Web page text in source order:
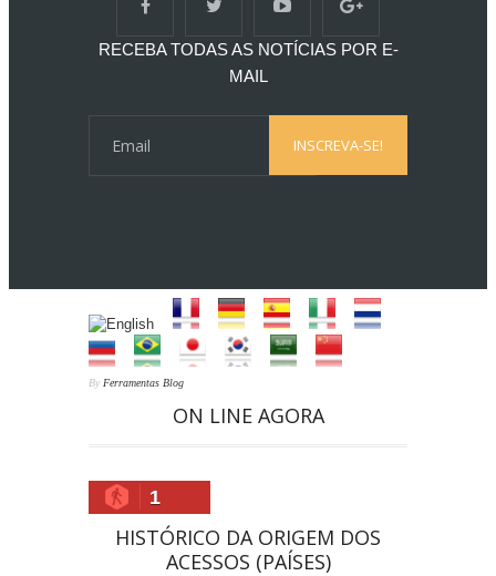
RECEBA TODAS AS NOTÍCIAS POR E-
MAIL
By Ferramentas Blog
ON LINE AGORA
1
HISTÓRICO DA ORIGEM DOS
ACESSOS (PAÍSES)